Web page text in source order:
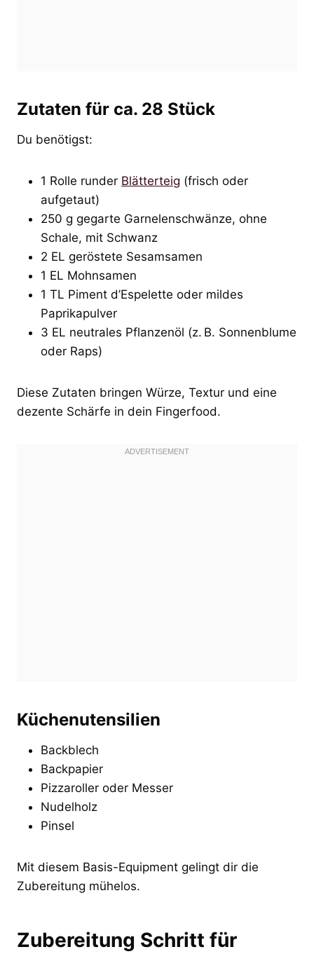
Zutaten für ca. 28 Stück
Du benötigst:
1 Rolle runder Blätterteig (frisch oder
aufgetaut)
250 g gegarte Garnelenschwänze, ohne
Schale, mit Schwanz
2 EL geröstete Sesamsamen
1 EL Mohnsamen
1 TL Piment d’Espelette oder mildes
Paprikapulver
3 EL neutrales Pflanzenöl (z. B. Sonnenblume
oder Raps)
Diese Zutaten bringen Würze, Textur und eine
dezente Schärfe in dein Fingerfood.
Küchenutensilien
Backblech
Backpapier
Pizzaroller oder Messer
Nudelholz
Pinsel
Mit diesem Basis-Equipment gelingt dir die
Zubereitung mühelos.
Zubereitung Schritt für